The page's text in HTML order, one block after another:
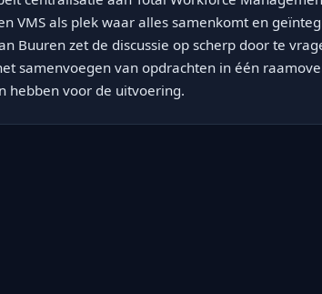
VMS als plek waar alles samenkomt en
Buuren zet de discussie op scherp door te
samenvoegen van opdrachten in één
hebben voor de uitvoering.